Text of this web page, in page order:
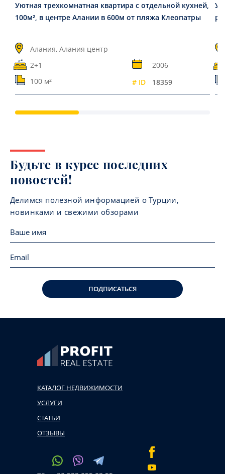
Уютная трехкомнатная квартира с отдельной кухней,
100м², в центре Алании в 600м от пляжа Клеопатры
Алания, Алания центр
2+1
2006
100 м²
# ID 18359
Будьте в курсе последних
новостей!
Делимся полезной информацией о Турции,
новинками и свежими обзорами
ПОДПИСАТЬСЯ
КАТАЛОГ НЕДВИЖИМОСТИ
УСЛУГИ
СТАТЬИ
ОТЗЫВЫ